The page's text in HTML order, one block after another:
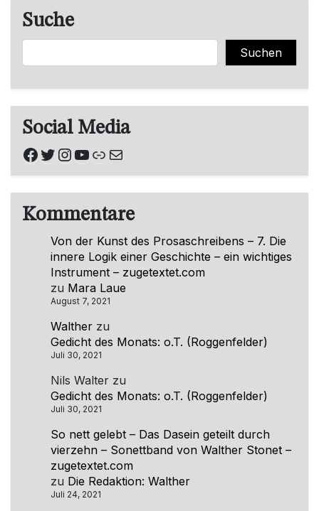
Suche
Suchen Suchen
Social Media
Facebook
Twitter
Instagram
YouTube
Link
E-Mail
Kommentare
Von der Kunst des Prosaschreibens – 7. Die
innere Logik einer Geschichte – ein wichtiges
Instrument – zugetextet.com
zu Mara Laue
August 7, 2021
Walther zu
Gedicht des Monats: o.T. (Roggenfelder)
Juli 30, 2021
Nils Walter zu
Gedicht des Monats: o.T. (Roggenfelder)
Juli 30, 2021
So nett gelebt – Das Dasein geteilt durch
vierzehn – Sonettband von Walther Stonet –
zugetextet.com
zu Die Redaktion: Walther
Juli 24, 2021